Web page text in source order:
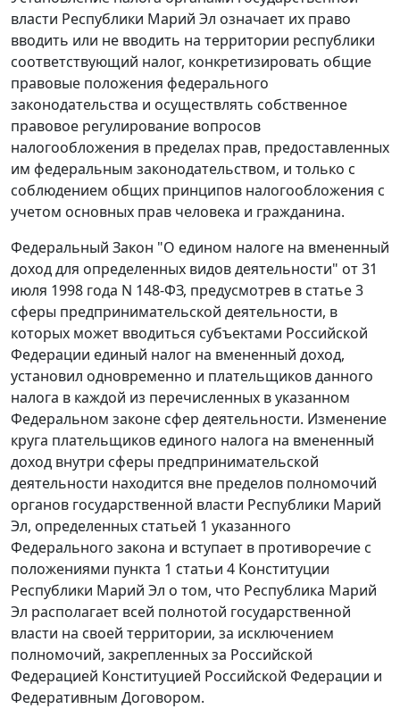
власти Республики Марий Эл означает их право
вводить или не вводить на территории республики
соответствующий налог, конкретизировать общие
правовые положения федерального
законодательства и осуществлять собственное
правовое регулирование вопросов
налогообложения в пределах прав, предоставленных
им федеральным законодательством, и только с
соблюдением общих принципов налогообложения с
учетом основных прав человека и гражданина.
Федеральный Закон "О едином налоге на вмененный
доход для определенных видов деятельности" от 31
июля 1998 года N 148-ФЗ, предусмотрев в статье 3
сферы предпринимательской деятельности, в
которых может вводиться субъектами Российской
Федерации единый налог на вмененный доход,
установил одновременно и плательщиков данного
налога в каждой из перечисленных в указанном
Федеральном законе сфер деятельности. Изменение
круга плательщиков единого налога на вмененный
доход внутри сферы предпринимательской
деятельности находится вне пределов полномочий
органов государственной власти Республики Марий
Эл, определенных статьей 1 указанного
Федерального закона и вступает в противоречие с
положениями пункта 1 статьи 4 Конституции
Республики Марий Эл о том, что Республика Марий
Эл располагает всей полнотой государственной
власти на своей территории, за исключением
полномочий, закрепленных за Российской
Федерацией Конституцией Российской Федерации и
Федеративным Договором.